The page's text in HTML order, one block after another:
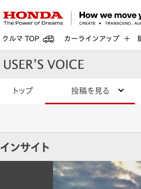
クルマ TOP カーラインアップ
トップ 投稿を見る
インサイト